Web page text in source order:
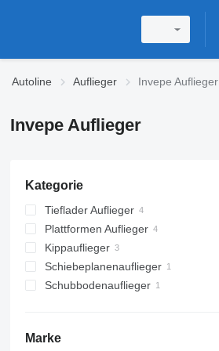
Autoline Auflieger Invepe Auflieger
Invepe Auflieger
Kategorie
Tieflader Auflieger
Plattformen Auflieger
Kippauflieger
Schiebeplanenauflieger
Schubbodenauflieger
Marke